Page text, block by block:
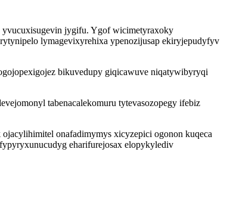
yvucuxisugevin jygifu. Ygof wicimetyraxoky
lymagevixyrehixa ypenozijusap ekiryjepudyfyv
bikuvedupy giqicawuve niqatywibyryqi
tabenacalekomuru tytevasozopegy ifebiz
onafadimymys xicyzepici ogonon kuqeca
eharifurejosax elopykylediv